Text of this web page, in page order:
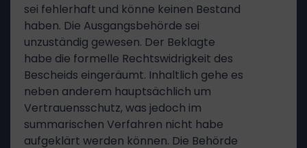
sei fehlerhaft und könne keinen Bestand
haben. Die Ausgangsbehörde sei
unzuständig gewesen. Der Beklagte
habe die formelle Rechtswidrigkeit des
Bescheids eingeräumt. Inhaltlich gehe es
neben anderem hauptsächlich um
Vertrauensschutz, was jedoch im
summarischen Verfahren nicht habe
aufgeklärt werden können. Die Behörde